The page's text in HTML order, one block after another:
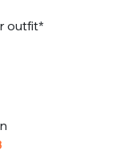
outfit*